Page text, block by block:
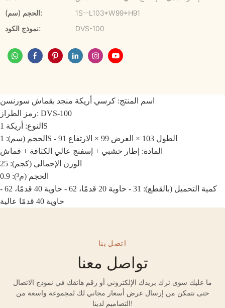
الحجم (سم):
1S--L103*W99*H91
نموذج الكود:
DVS-100
اسم المنتج: كرسي أريكة منجد بقماش سورنسن
رمز الطراز: DVS-100
النوع: أريكة 1S
الحجم (سم): 1S - الطول 103 × العرض 99 × الارتفاع 91
المادة: إطار خشبي + إسفنج عالي الكثافة + قماش
الوزن الإجمالي (كجم): 25
الحجم (م³): 0.9
كمية التحميل (بالقطع): 31 - حاوية 20 قدمًا، 62 - حاوية 40 قدمًا، 62 -
حاوية 40 قدمًا عالية
اتصل بنا
تواصل معنا
ما عليك سوى ترك بريدك الإلكتروني أو رقم هاتفك في نموذج الاتصال
حتى نتمكن من إرسال عرض أسعار مجاني لك لمجموعة واسعة من
التصاميم لدينا!